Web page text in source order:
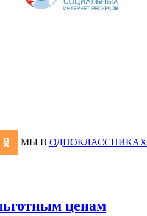
МЫ В ОДНОКЛАССНИКАХ
ценам